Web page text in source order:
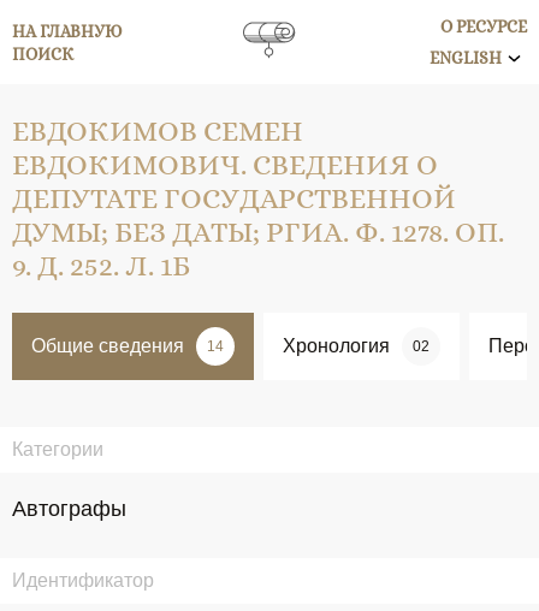
НА ГЛАВНУЮ
ПОИСК
О РЕСУРСЕ
ENGLISH
ЕВДОКИМОВ СЕМЕН
ЕВДОКИМОВИЧ. СВЕДЕНИЯ О
ДЕПУТАТЕ ГОСУДАРСТВЕННОЙ
ДУМЫ; БЕЗ ДАТЫ; РГИА. Ф. 1278. ОП.
9. Д. 252. Л. 1Б
Общие сведения 14 Хронология 02
Категории
Автографы
Идентификатор